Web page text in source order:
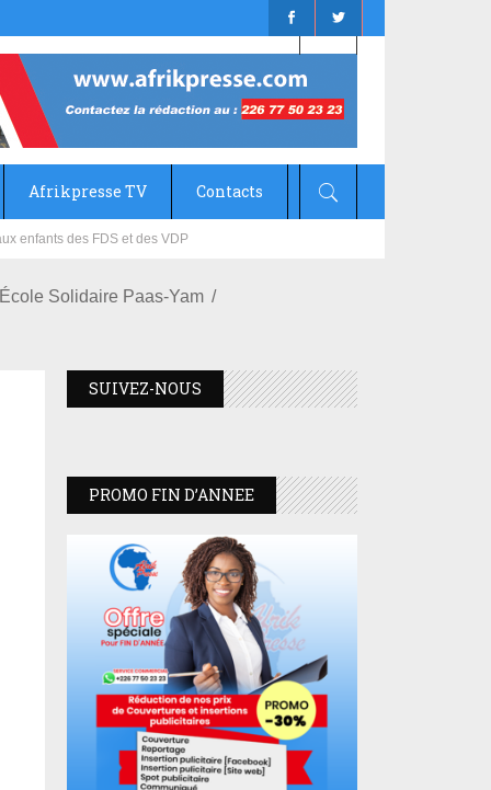
Afrikpresse TV Contacts
Solidaire Paas-Yam
SUIVEZ-NOUS
PROMO FIN D’ANNEE